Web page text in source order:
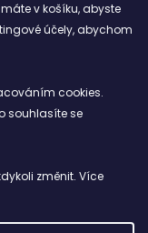
v košíku, abyste
účely, abychom
cookies.
souhlasíte se
změnit. Více